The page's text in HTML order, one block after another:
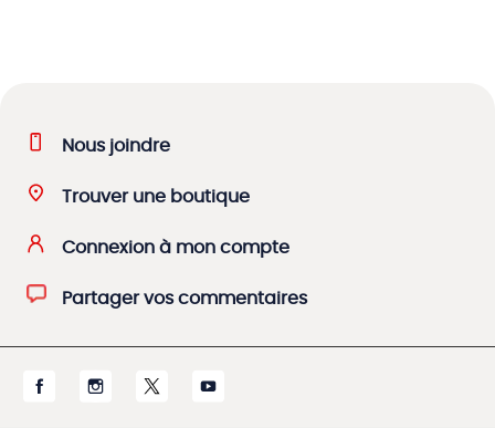
Nous joindre
Trouver une boutique
Connexion à mon compte
Partager vos commentaires